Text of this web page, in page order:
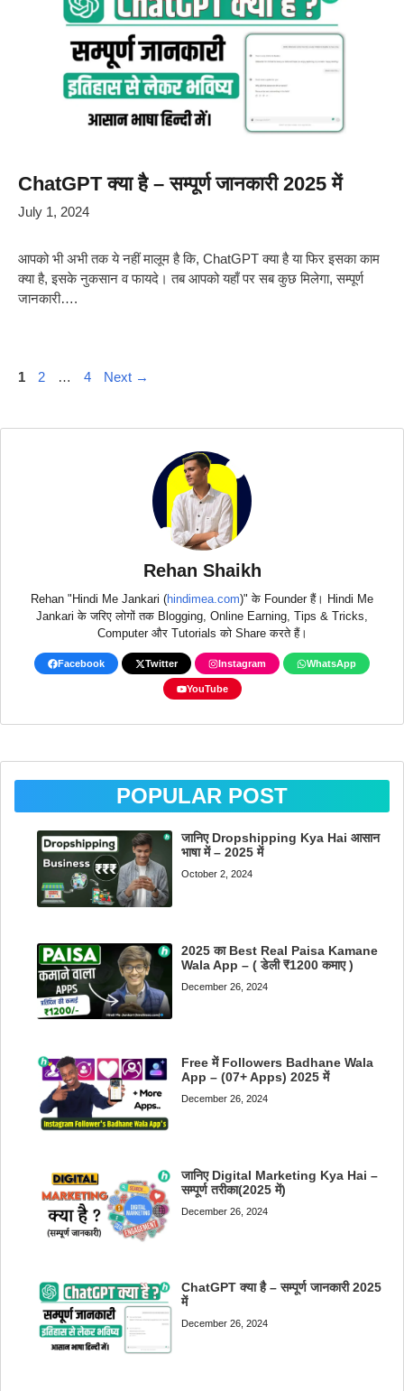
ChatGPT क्या है – सम्पूर्ण जानकारी 2025 में
July 1, 2024
आपको भी अभी तक ये नहीं मालूम है कि, ChatGPT क्या है या फिर इसका काम
क्या है, इसके नुकसान व फायदे। तब आपको यहाँ पर सब कुछ मिलेगा, सम्पूर्ण
जानकारी….
Page
1 Page
2 … Page
4 Next →
Rehan Shaikh
Rehan "Hindi Me Jankari (hindimea.com)" के Founder हैं। Hindi Me
Jankari के जरिए लोगों तक Blogging, Online Earning, Tips & Tricks,
Computer और Tutorials को Share करते हैं।
Facebook Twitter Instagram WhatsApp
YouTube
POPULAR POST
जानिए Dropshipping Kya Hai आसान
भाषा में – 2025 में
October 2, 2024
2025 का Best Real Paisa Kamane
Wala App – ( डेली ₹1200 कमाए )
December 26, 2024
Free में Followers Badhane Wala
App – (07+ Apps) 2025 में
December 26, 2024
जानिए Digital Marketing Kya Hai –
सम्पूर्ण तरीका(2025 में)
December 26, 2024
ChatGPT क्या है – सम्पूर्ण जानकारी 2025
में
December 26, 2024